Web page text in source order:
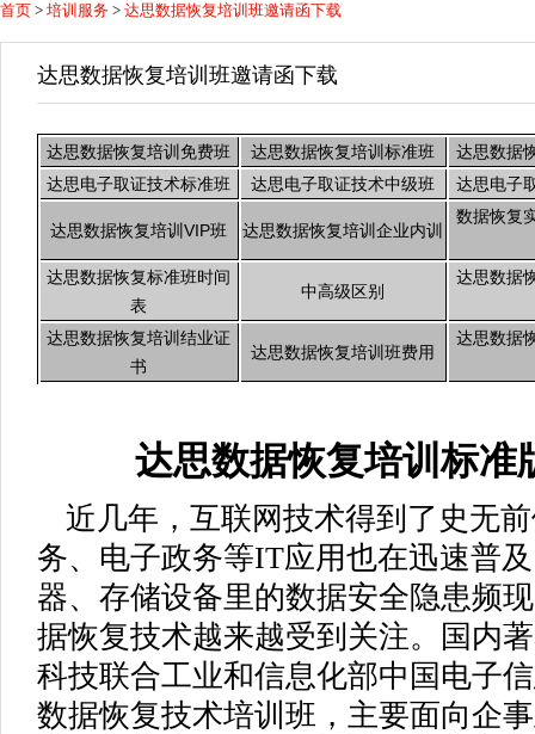
首页 > 培训服务 > 达思数据恢复培训班邀请函下载
达思数据恢复培训班邀请函下载
达思数据恢复培训免费班 达思数据恢复培训标准班
达思数据
达思电子取证技术标准班
达思电子取证技术中级班 达思电子
达思数据恢复培训VIP班 达思数据恢复培训企业内训
数据恢复
达思数据恢复标准班时间
表
中高级区别
达思数据
达思数据恢复培训结业证
书
达思数据恢复培训班费用
达思数据
达思数据恢复培训标准
近几年，互联网技术得到了史无
务、电子政务等IT应用也在迅速普
器、存储设备里的数据安全隐患频
据恢复技术越来越受到关注。国内
科技联合工业和信息化部中国电子
数据恢复技术培训班，主要面向企